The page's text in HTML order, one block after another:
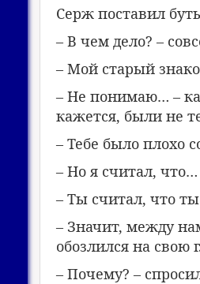
Серж поставил
– В чем дело? –
– Мой старый
– Не понимаю… –
кажется, были не
– Тебе было плохо
– Но я считал,
– Ты считал, что
– Значит, между
обозлился на свою
– Почему? –